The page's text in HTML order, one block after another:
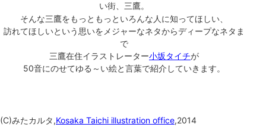
い街、三鷹。
そんな三鷹をもっともっといろんな人に知ってほしい、
訪れてほしいという思いをメジャーなネタからディープなネタま
で
三鷹在住イラストレーター小坂タイチが
50音にのせてゆる～い絵と言葉で紹介していきます。
(C)みたカルタ,Kosaka Taichi illustration office,2014